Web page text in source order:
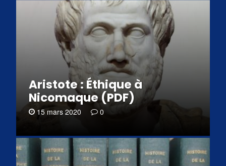
Aristote : Éthique à
Nicomaque (PDF)
15 mars 2020 0